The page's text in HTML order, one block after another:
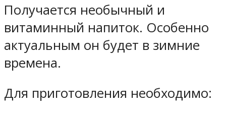
Получается необычный и
витаминный напиток. Особенно
актуальным он будет в зимние
времена.
Для приготовления необходимо: